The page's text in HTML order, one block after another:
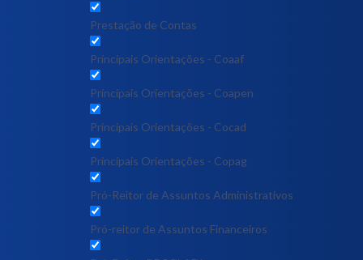
Prestação de Contas
Principais Orientações - Coaaf
Principais Orientações - Coapen
Principais Orientações - Cocad
Principais Orientações - Copag
Pró-Reitor de Assuntos Administrativos
Pró-reitor de Assuntos Financeiros